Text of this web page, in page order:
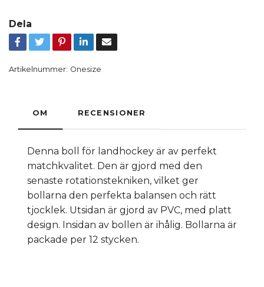
Dela
Artikelnummer: Onesize
OM RECENSIONER
Denna boll för landhockey är av perfekt
matchkvalitet. Den är gjord med den
senaste rotationstekniken, vilket ger
bollarna den perfekta balansen och rätt
tjocklek. Utsidan är gjord av PVC, med platt
design. Insidan av bollen är ihålig. Bollarna är
packade per 12 stycken.